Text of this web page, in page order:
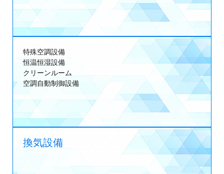
特殊空調設備
恒温恒湿設備
クリーンルーム
空調自動制御設備
換気設備